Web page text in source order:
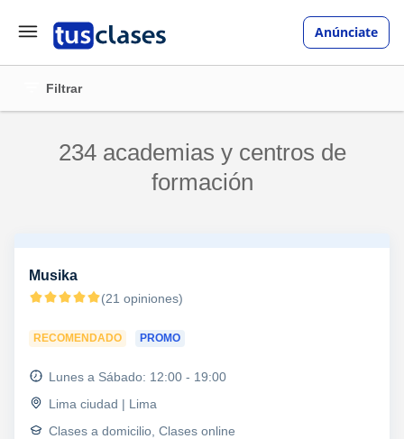
Anúnciate
Filtrar
234 academias y centros de
formación
Musika
(21 opiniones)
RECOMENDADO PROMO
Lunes a Sábado: 12:00 - 19:00
Lima ciudad | Lima
Clases a domicilio, Clases online